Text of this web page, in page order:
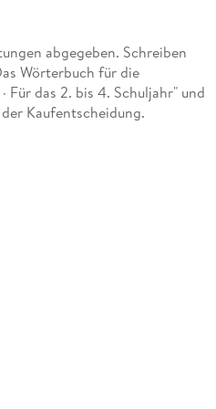
abgegeben. Schreiben
Wörterbuch für die
Für das 2. bis 4. Schuljahr" und
Kaufentscheidung.